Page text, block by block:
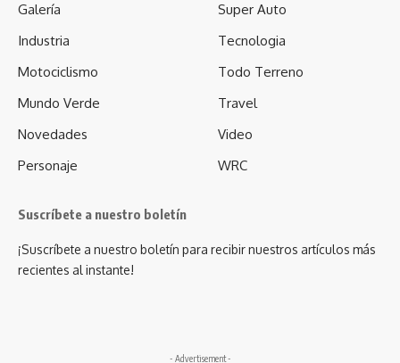
Galería
Industria
Motociclismo
Mundo Verde
Novedades
Personaje
Super Auto
Tecnologia
Todo Terreno
Travel
Video
WRC
Suscríbete a nuestro boletín
¡Suscríbete a nuestro boletín para recibir nuestros artículos más
recientes al instante!
- Advertisement -